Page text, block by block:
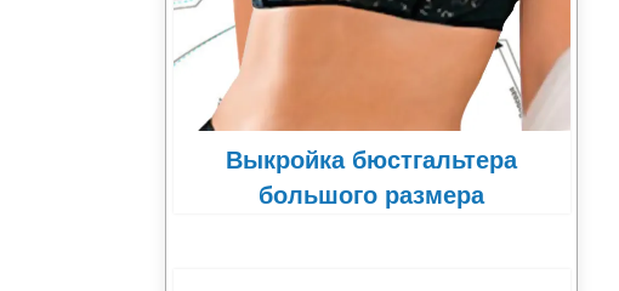
Выкройка бюстгальтера
большого размера